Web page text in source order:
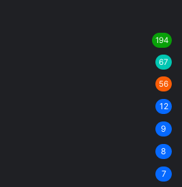
194
67
56
12
9
8
7